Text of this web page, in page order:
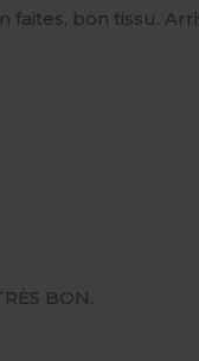
bon tissu.
BON.